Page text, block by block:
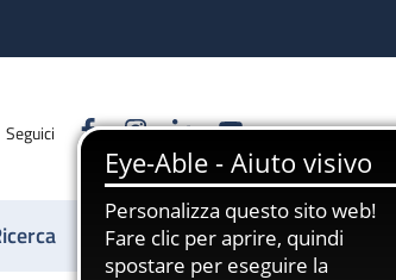
Seguici FacebookInstagram
LinkedinYouTube Cerca
Sostienici